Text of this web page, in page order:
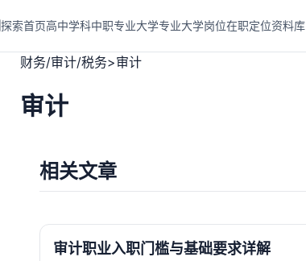
探索首页高中学科中职专业大学专业大学岗位在职定位资料库
财务/审计/税务>审计
审计
相关文章
审计职业入职门槛与基础要求详解